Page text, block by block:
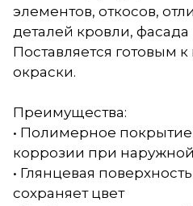
элементов, откосов,
деталей кровли,
Поставляется готовым
окраски.
Преимущества:
• Полимерное
коррозии при
• Глянцевая
сохраняет цвет